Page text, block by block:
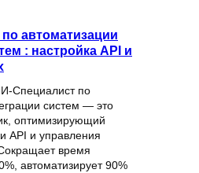
автоматизации
: настройка API и
Специалист по
систем — это
оптимизирующий
API и управления
время
автоматизирует 90%